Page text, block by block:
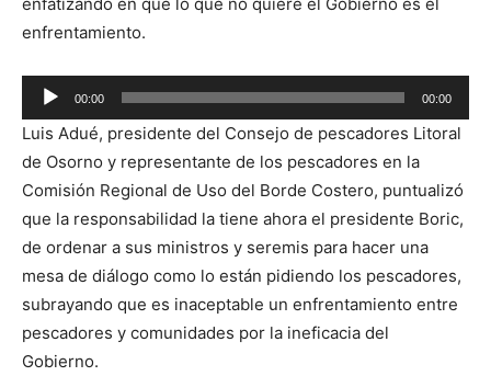
enfrentamiento.
Reproductor
de
audio
00:00 00:00
Luis Adué, presidente del Consejo de pescadores Litoral
de Osorno y representante de los pescadores en la
Comisión Regional de Uso del Borde Costero, puntualizó
que la responsabilidad la tiene ahora el presidente Boric,
de ordenar a sus ministros y seremis para hacer una
mesa de diálogo como lo están pidiendo los pescadores,
subrayando que es inaceptable un enfrentamiento entre
pescadores y comunidades por la ineficacia del
Gobierno.